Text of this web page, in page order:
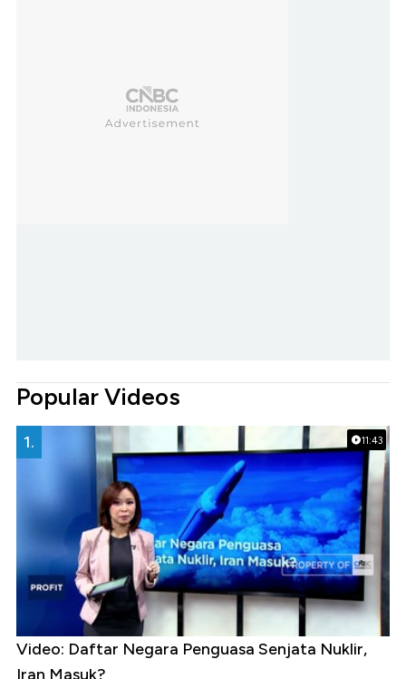
Popular Videos
11:43
1.
Video: Daftar Negara Penguasa Senjata Nuklir,
Iran Masuk?